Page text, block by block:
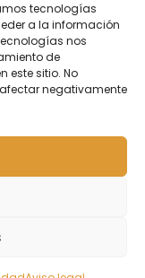
tecnologías
a la información
nos
de
este sitio. No
negativamente